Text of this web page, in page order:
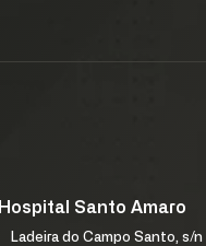
Hospital Santo Amaro
Ladeira do Campo Santo, s/n